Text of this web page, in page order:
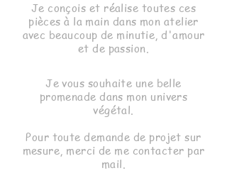
Je conçois et réalise toutes ces
pièces à la main dans mon atelier
avec beaucoup de minutie, d'amour
et de passion.
Je vous souhaite une belle
promenade dans mon univers
végétal.
Pour toute demande de projet sur
mesure, merci de me contacter par
mail.